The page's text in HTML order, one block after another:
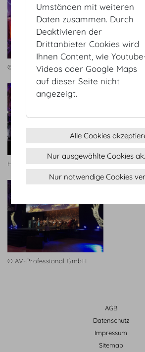
© AV-Professional GmbH © AV-
Habegger
© AV-Professional GmbH
AGB
Datenschutz
Impressum
Sitemap
Umständen mit weiteren
Daten zusammen. Durch
Deaktivieren der
Drittanbieter Cookies wird
Ihnen Content, wie
Videos oder Google Maps
auf dieser Seite nicht
angezeigt.
Alle Cookies
Nur ausgewählte Cookies
Nur notwendige Cookies